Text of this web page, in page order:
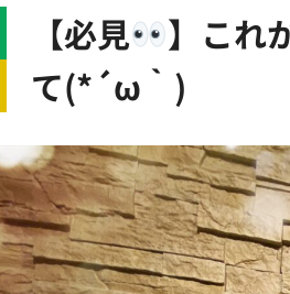
【必見
】これ
て(*´ω｀)